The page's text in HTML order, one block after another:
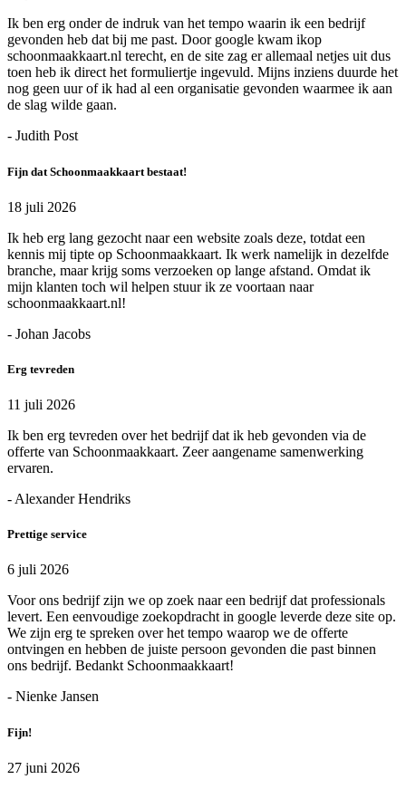
Ik ben erg onder de indruk van het tempo waarin ik een bedrijf
gevonden heb dat bij me past. Door google kwam ikop
schoonmaakkaart.nl terecht, en de site zag er allemaal netjes uit dus
toen heb ik direct het formuliertje ingevuld. Mijns inziens duurde het
nog geen uur of ik had al een organisatie gevonden waarmee ik aan
de slag wilde gaan.
- Judith Post
Fijn dat Schoonmaakkaart bestaat!
18 juli 2026
Ik heb erg lang gezocht naar een website zoals deze, totdat een
kennis mij tipte op Schoonmaakkaart. Ik werk namelijk in dezelfde
branche, maar krijg soms verzoeken op lange afstand. Omdat ik
mijn klanten toch wil helpen stuur ik ze voortaan naar
schoonmaakkaart.nl!
- Johan Jacobs
Erg tevreden
11 juli 2026
Ik ben erg tevreden over het bedrijf dat ik heb gevonden via de
offerte van Schoonmaakkaart. Zeer aangename samenwerking
ervaren.
- Alexander Hendriks
Prettige service
6 juli 2026
Voor ons bedrijf zijn we op zoek naar een bedrijf dat professionals
levert. Een eenvoudige zoekopdracht in google leverde deze site op.
We zijn erg te spreken over het tempo waarop we de offerte
ontvingen en hebben de juiste persoon gevonden die past binnen
ons bedrijf. Bedankt Schoonmaakkaart!
- Nienke Jansen
Fijn!
27 juni 2026